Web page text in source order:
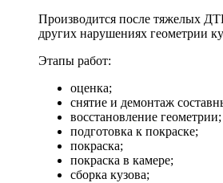
Производится после тяжелых
других нарушениях геометрии
Этапы работ:
оценка;
снятие и демонтаж
восстановление геометрии;
подготовка к покраске;
покраска;
покраска в камере;
сборка кузова;